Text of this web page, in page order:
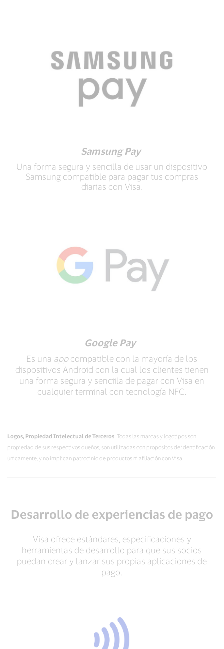
Samsung Pay
Una forma segura y sencilla de usar un dispositivo
Samsung compatible para pagar tus compras
diarias con Visa.
Google Pay
Es una appcompatible con la mayoría de los
dispositivos Android con la cual los clientes tienen
una forma segura y senciila de pagar con Visa en
cualquier terminal con tecnología NFC.
Logos, Propiedad Intelectual de Terceros: Todas las marcas y logotipos son
propiedad de sus respectivos dueños, son utilizadas con propósitos de identificación
únicamente, y no implican patrocinio de productos ni afiliación con Visa.
Desarrollo de experiencias de pago
Visa ofrece estándares, especificaciones y
herramientas de desarrollo para que sus socios
puedan crear y lanzar sus propias aplicaciones de
pago.